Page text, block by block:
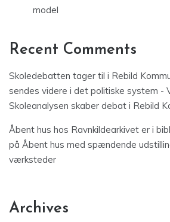
model
Recent Comments
Skoledebatten tager til i Rebild
sendes videre i det politiske system -
Skoleanalysen skaber debat i Rebild
Åbent hus hos Ravnkildearkivet er i
på Åbent hus med spændende
værksteder
Archives